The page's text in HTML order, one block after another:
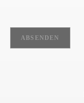
ABSENDEN